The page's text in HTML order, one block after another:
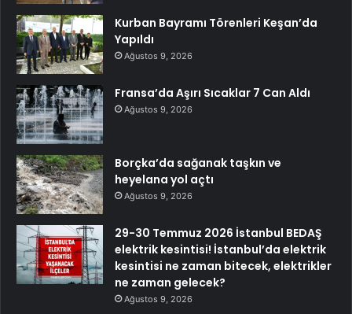
Kurban Bayramı Törenleri Keşan’da
Yapıldı
Ağustos 9, 2026
Fransa’da Aşırı Sıcaklar 7 Can Aldı
Ağustos 9, 2026
Borçka’da sağanak taşkın ve
heyelana yol açtı
Ağustos 9, 2026
29-30 Temmuz 2026 İstanbul BEDAŞ
elektrik kesintisi! İstanbul’da elektrik
kesintisi ne zaman bitecek, elektrikler
ne zaman gelecek?
Ağustos 9, 2026